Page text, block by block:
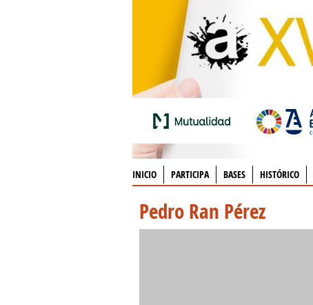
INICIO PARTICIPA BASES HISTÓRICO
Pedro Ran Pérez